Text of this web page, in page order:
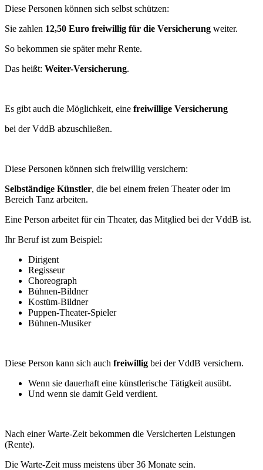
Diese Personen können sich selbst schützen:
Sie zahlen 12,50 Euro freiwillig für die Versicherung weiter.
So bekommen sie später mehr Rente.
Das heißt: Weiter-Versicherung.
Es gibt auch die Möglichkeit, eine freiwillige Versicherung
bei der VddB abzuschließen.
Diese Personen können sich freiwillig versichern:
Selbständige Künstler, die bei einem freien Theater oder im
Bereich Tanz arbeiten.
Eine Person arbeitet für ein Theater, das Mitglied bei der VddB ist.
Ihr Beruf ist zum Beispiel:
Dirigent
Regisseur
Choreograph
Bühnen-Bildner
Kostüm-Bildner
Puppen-Theater-Spieler
Bühnen-Musiker
Diese Person kann sich auch freiwillig bei der VddB versichern.
Wenn sie dauerhaft eine künstlerische Tätigkeit ausübt.
Und wenn sie damit Geld verdient.
Nach einer Warte-Zeit bekommen die Versicherten Leistungen
(Rente).
Die Warte-Zeit muss meistens über 36 Monate sein.